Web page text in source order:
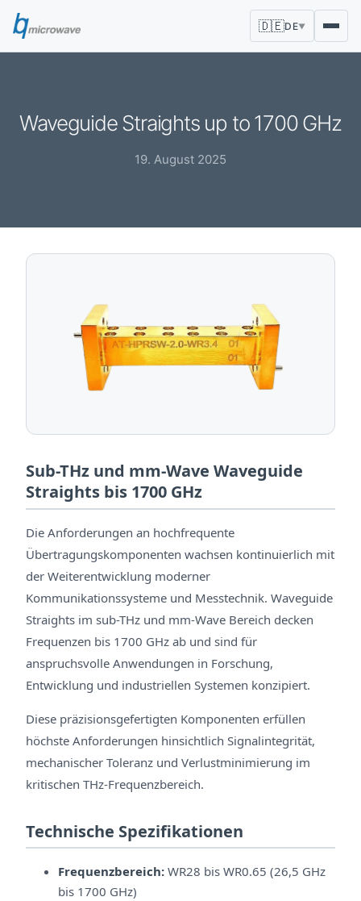
🇩🇪DE▼
Waveguide Straights up to 1700 GHz
19. August 2025
Sub-THz und mm-Wave Waveguide
Straights bis 1700 GHz
Die Anforderungen an hochfrequente
Übertragungskomponenten wachsen kontinuierlich mit
der Weiterentwicklung moderner
Kommunikationssysteme und Messtechnik. Waveguide
Straights im sub-THz und mm-Wave Bereich decken
Frequenzen bis 1700 GHz ab und sind für
anspruchsvolle Anwendungen in Forschung,
Entwicklung und industriellen Systemen konzipiert.
Diese präzisionsgefertigten Komponenten erfüllen
höchste Anforderungen hinsichtlich Signalintegrität,
mechanischer Toleranz und Verlustminimierung im
kritischen THz-Frequenzbereich.
Technische Spezifikationen
Frequenzbereich: WR28 bis WR0.65 (26,5 GHz
bis 1700 GHz)